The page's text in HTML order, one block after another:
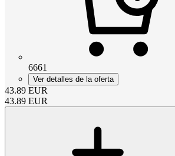
6661
Ver detalles de la oferta
43.89 EUR
43.89 EUR